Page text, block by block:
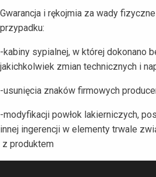
Gwarancja i rękojmia za wady
przypadku:
-kabiny sypialnej, w której dokonano
jakichkolwiek zmian technicznych i
-usunięcia znaków firmowych
-modyfikacji powłok lakierniczych,
innej ingerencji w elementy trwale
z produktem